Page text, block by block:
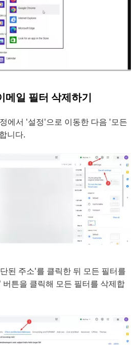
일 필터 삭제하기
에서 '설정'으로 이동한 다음 '모든
니다.
된 주소'를 클릭한 뒤 모든 필터를
튼을 클릭해 모든 필터를 삭제합